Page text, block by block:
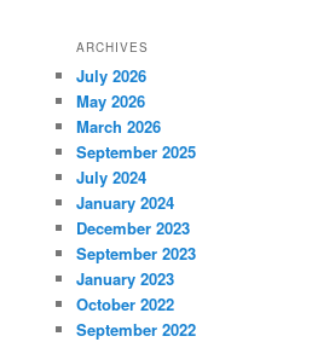
ARCHIVES
July 2026
May 2026
March 2026
September 2025
July 2024
January 2024
December 2023
September 2023
January 2023
October 2022
September 2022